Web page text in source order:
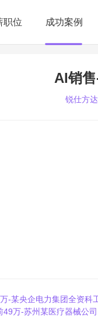
职位 成功案例
AI销
锐仕方
-某央企电力集团全资科
万-苏州某医疗器械公司